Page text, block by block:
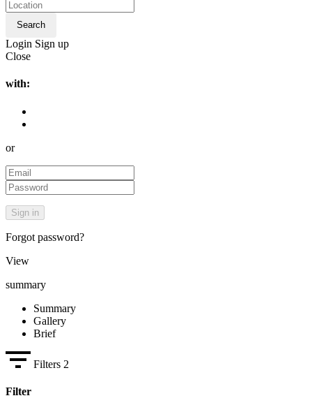
Search
Login Sign up
Close
with:
or
Forgot password?
View
summary
Summary
Gallery
Brief
Filters 2
Filter